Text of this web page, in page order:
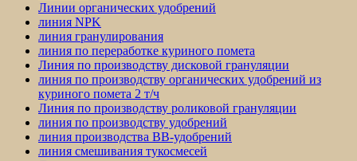
Линии органических удобрений
линия NPK
линия гранулирования
линия по переработке куриного помета
Линия по производству дисковой грануляции
линия по производству органических удобрений из
куриного помета 2 т/ч
Линия по производству роликовой грануляции
линия по производству удобрений
линия производства BB-удобрений
линия смешивания тукосмесей